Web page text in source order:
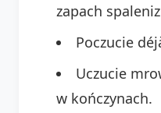
zapach
Poczucie
Uczucie
w kończynach.